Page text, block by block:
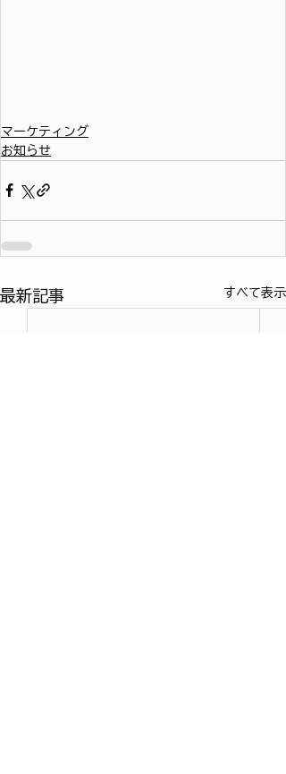
マーケティング
お知らせ
最新記事 すべて表示